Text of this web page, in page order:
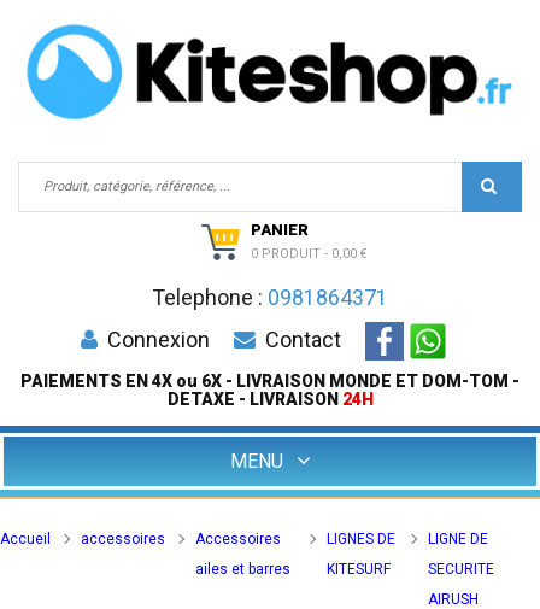
PANIER
0 PRODUIT - 0,00 €
Telephone : 0981864371
Connexion
Contact
PAIEMENTS EN 4X ou 6X - LIVRAISON MONDE ET DOM-TOM -
DETAXE - LIVRAISON 24H
MENU
Accueil accessoires
Accessoires
ailes et barres
LIGNES DE
KITESURF
LIGNE DE
SECURITE
AIRUSH